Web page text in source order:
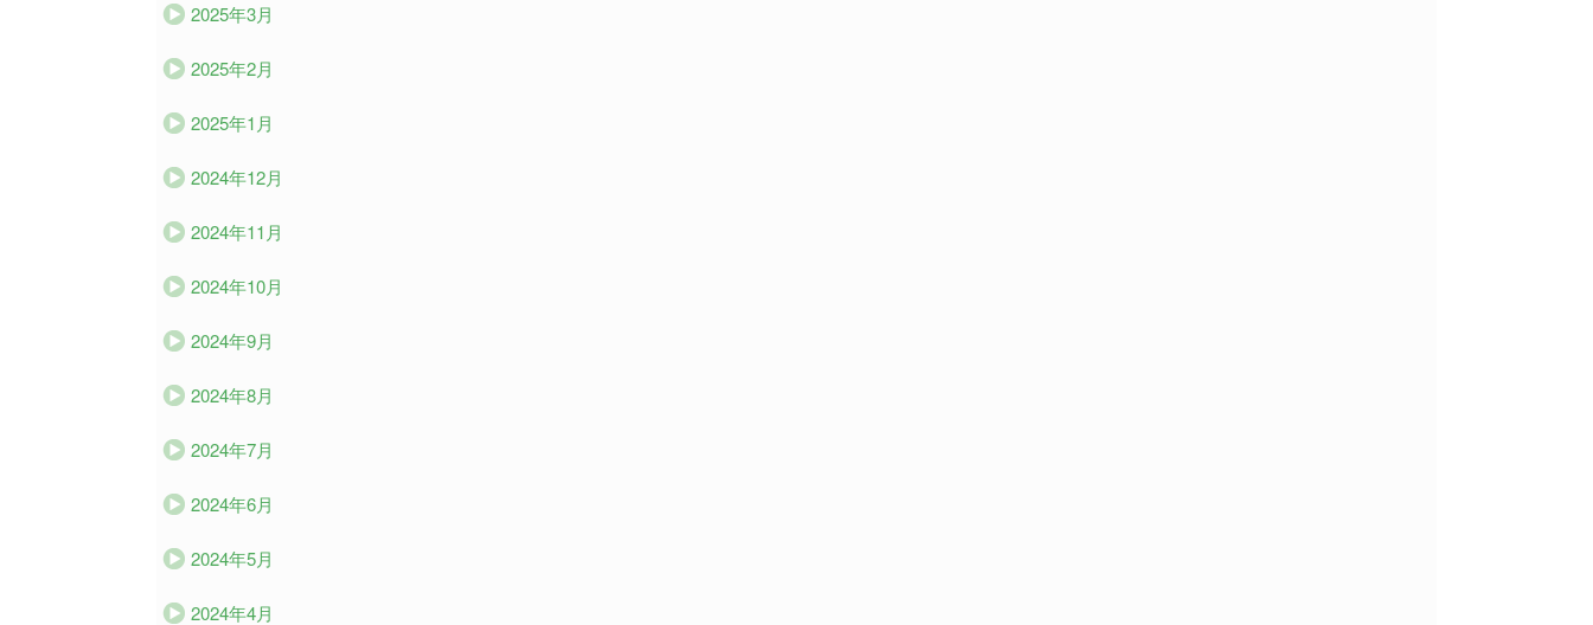
2025年3月
2025年2月
2025年1月
2024年12月
2024年11月
2024年10月
2024年9月
2024年8月
2024年7月
2024年6月
2024年5月
2024年4月